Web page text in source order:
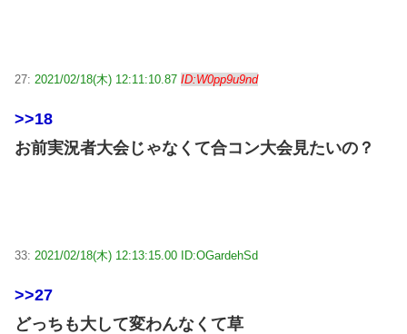
27: 2021/02/18(木) 12:11:10.87 ID:W0pp9u9nd
>>18
お前実況者大会じゃなくて合コン大会見たいの？
33: 2021/02/18(木) 12:13:15.00 ID:OGardehSd
>>27
どっちも大して変わんなくて草